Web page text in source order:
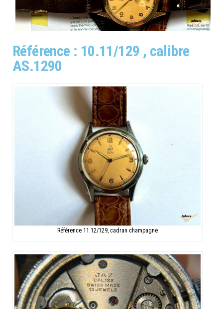
Référence : 10.11/129 , calibre
AS.1290
Référence 11.12/129, cadran champagne